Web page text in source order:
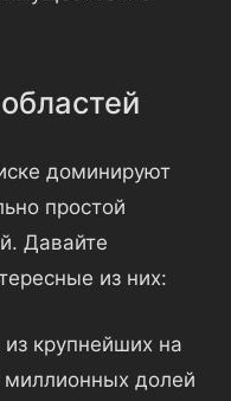
доминируют
простой
Давайте
из них:
крупнейших на
долей